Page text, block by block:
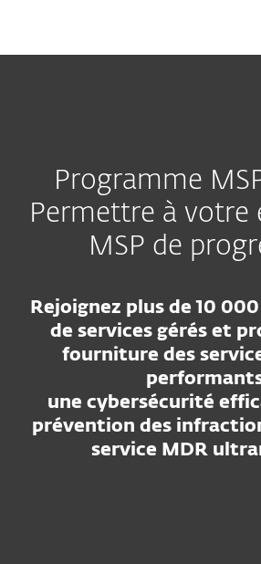
Programme
Permettre à votre
MSP de
Rejoignez plus de 10
de services gérés et
fourniture des
une cybersécurité
prévention des
service MDR